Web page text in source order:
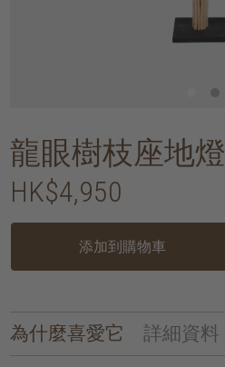
龍眼樹枝座地燈
HK$4,950
添加到購物車
為什麼喜愛它 詳細資料